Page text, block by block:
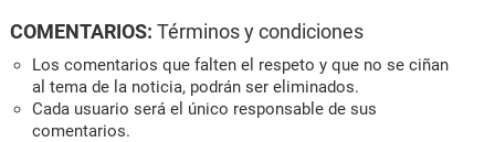
COMENTARIOS: Términos y condiciones
Los comentarios que falten el respeto y que no se ciñan
al tema de la noticia, podrán ser eliminados.
Cada usuario será el único responsable de sus
comentarios.